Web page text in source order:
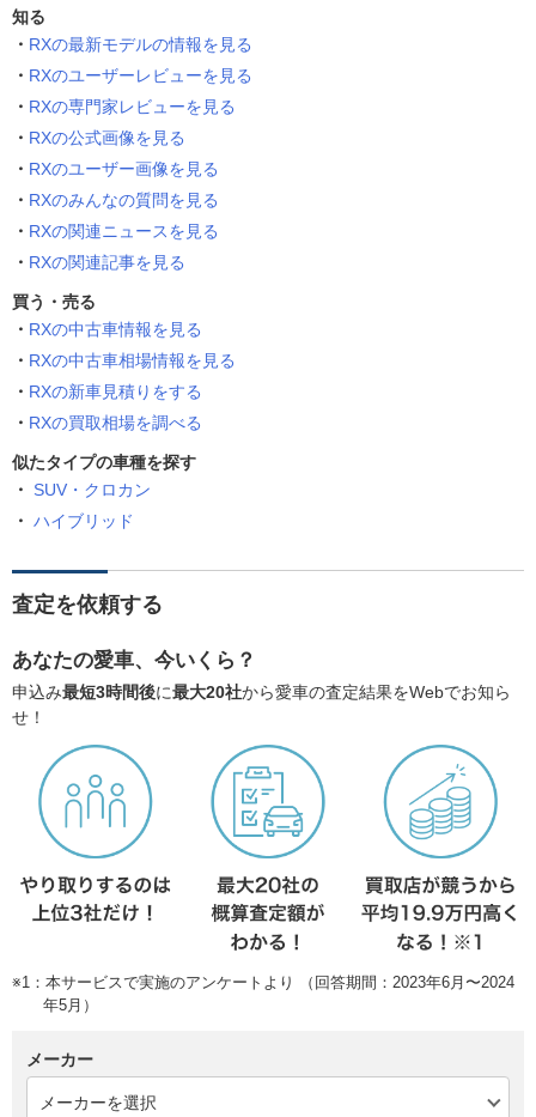
知る
RXの最新モデルの情報を見る
RXのユーザーレビューを見る
RXの専門家レビューを見る
RXの公式画像を見る
RXのユーザー画像を見る
RXのみんなの質問を見る
RXの関連ニュースを見る
RXの関連記事を見る
買う・売る
RXの中古車情報を見る
RXの中古車相場情報を見る
RXの新車見積りをする
RXの買取相場を調べる
似たタイプの車種を探す
SUV・クロカン
ハイブリッド
査定を依頼する
あなたの愛車、今いくら？
申込み最短3時間後に最大20社から愛車の査定結果をWebでお知ら
せ！
※1：本サービスで実施のアンケートより （回答期間：2023年6月〜2024
年5月）
メーカー